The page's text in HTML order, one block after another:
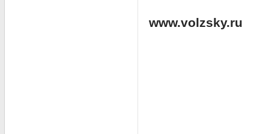
www.volzsky.ru